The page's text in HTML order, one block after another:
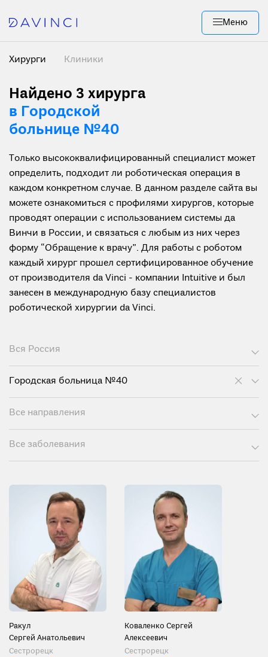
Меню
Хирурги Клиники
Найдено 3 хирурга
в Городской
больнице №40
Только высококвалифицированный специалист может
определить, подходит ли роботическая операция в
каждом конкретном случае. В данном разделе сайта вы
можете ознакомиться с профилями хирургов, которые
проводят операции с использованием системы да
Винчи в России, и связаться с любым из них через
форму “Обращение к врачу”. Для работы с роботом
каждый хирург прошел сертифицированное обучение
от производителя da Vinci - компании Intuitive и был
занесен в международную базу специалистов
роботической хирургии da Vinci.
Вся Россия
Городская больница №40
Все направления
Все заболевания
Ракул
Сергей Анатольевич
Сестрорецк
Коваленко Сергей
Алексеевич
Сестрорецк